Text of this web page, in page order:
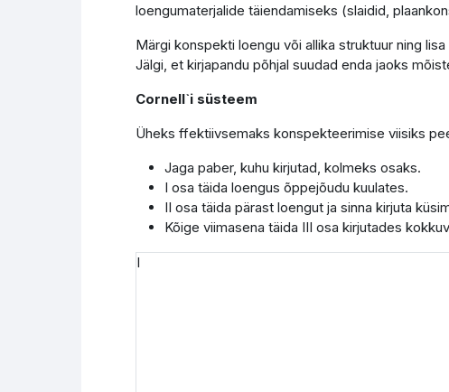
loengumaterjalide täiendamiseks (slaidid,
Märgi konspekti loengu või allika struktuur ning
Jälgi, et kirjapandu põhjal suudad enda jaoks
Cornell`i süsteem
Üheks ffektiivsemaks konspekteerimise viisiks
Jaga paber, kuhu kirjutad, kolmeks osaks.
I osa täida loengus õppejõudu kuulates.
II osa täida pärast loengut ja sinna kirjuta
Kõige viimasena täida III osa kirjutades
I